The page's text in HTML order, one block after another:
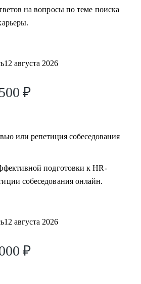
работы
тупике (по
декрета или длительного
и реалистичный план поиска
к работе на гражданке (по
и профессионалам разного
любых направлений
на вопросы по теме поиска
12 августа 2026
₽
или репетиция собеседования
подготовки к HR-
собеседования онлайн.
12 августа 2026
₽